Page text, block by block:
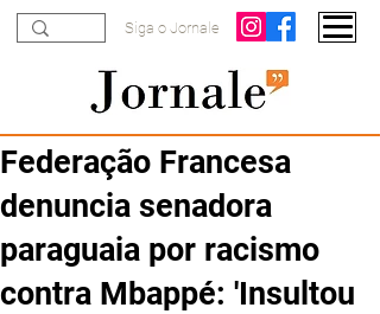
Siga o Jornale
Federação Francesa
denuncia senadora
paraguaia por racismo
contra Mbappé: 'Insultou